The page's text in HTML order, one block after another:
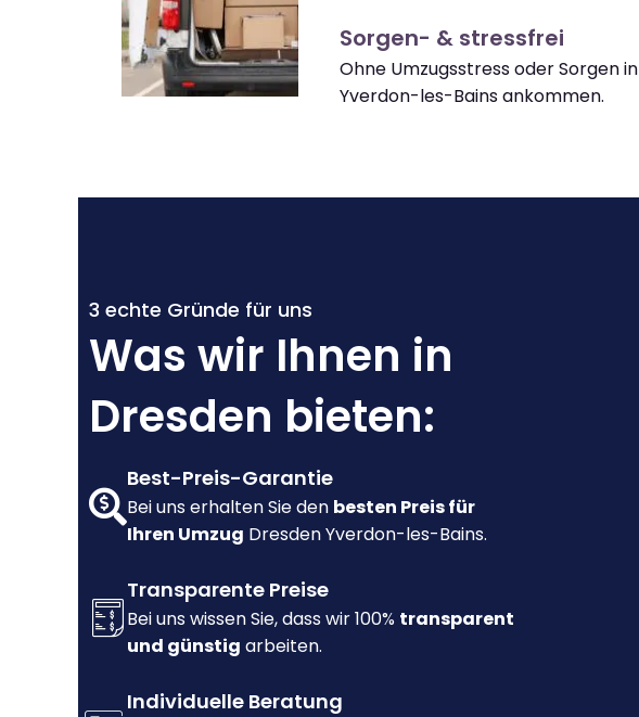
Sorgen- & stressfrei
Ohne Umzugsstress oder Sorgen in
Yverdon-les-Bains ankommen.
3 echte Gründe für uns
Was wir Ihnen in
Dresden bieten:
Best-Preis-Garantie
Bei uns erhalten Sie den besten Preis für
Ihren Umzug Dresden Yverdon-les-Bains.
Transparente Preise
Bei uns wissen Sie, dass wir 100% transparent
und günstig arbeiten.
Individuelle Beratung